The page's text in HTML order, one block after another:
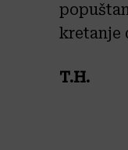
kretanje
T.H.